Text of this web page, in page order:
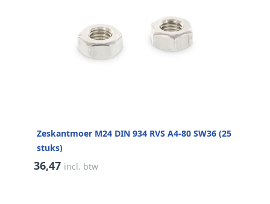
Zeskantmoer M24 DIN 934 RVS A4-80 SW36 (25
stuks)
36,47 incl. btw